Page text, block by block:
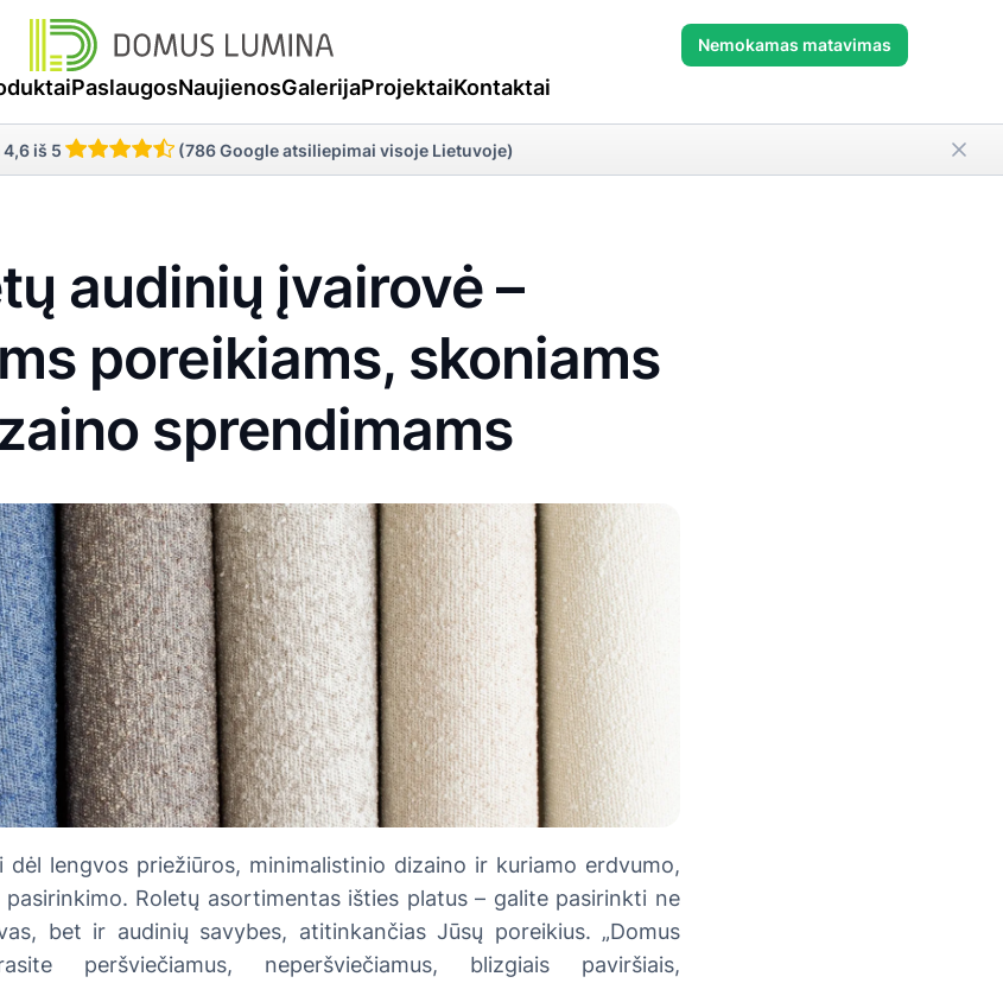
Nemokamas matavimas
PaslaugosNaujienosGalerijaProjektaiKontaktai
4,6 iš 5 (786 Google atsiliepimai visoje Lietuvoje)
audinių įvairovė –
poreikiams, skoniams
sprendimams
dėl lengvos priežiūros, minimalistinio dizaino ir kuriamo erdvumo,
Roletų asortimentas išties platus – galite pasirinkti ne
bet ir audinių savybes, atitinkančias Jūsų poreikius. „Domus
peršviečiamus, neperšviečiamus, blizgiais paviršiais,